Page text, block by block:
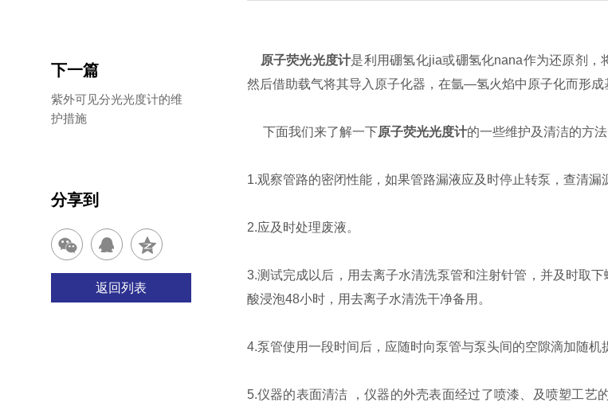
原子荧光光度计是利用硼氢化jia或硼氢化nana作为还原剂，
然后借助载气将其导入原子化器，在氩—氢火焰中原子化而形成
下面我们来了解一下原子荧光光度计的一些维护及清洁的方法
1.观察管路的密闭性能，如果管路漏液应及时停止转泵，查清
2.应及时处理废液。
3.测试完成以后，用去离子水清洗泵管和注射针管，并及时取
酸浸泡48小时，用去离子水清洗干净备用。
4.泵管使用一段时间后，应随时向泵管与泵头间的空隙滴加随机
5.仪器的表面清洁 ，仪器的外壳表面经过了喷漆、及喷塑工
下一篇
紫外可见分光光度计的维
护措施
分享到
返回列表